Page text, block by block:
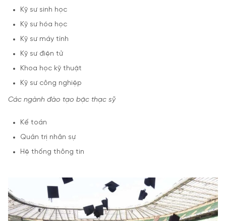
Kỹ sư sinh học
Kỹ sư hóa học
Kỹ sư máy tính
Kỹ sư điện tử
Khoa học kỹ thuật
Kỹ sư công nghiệp
Các ngành đào tạo bậc thạc sỹ
Kế toán
Quản trị nhân sự
Hệ thống thông tin